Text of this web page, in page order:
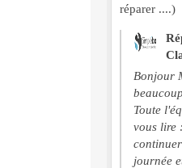
réparer ....)
Bonjour
Toute
vous lire
journée